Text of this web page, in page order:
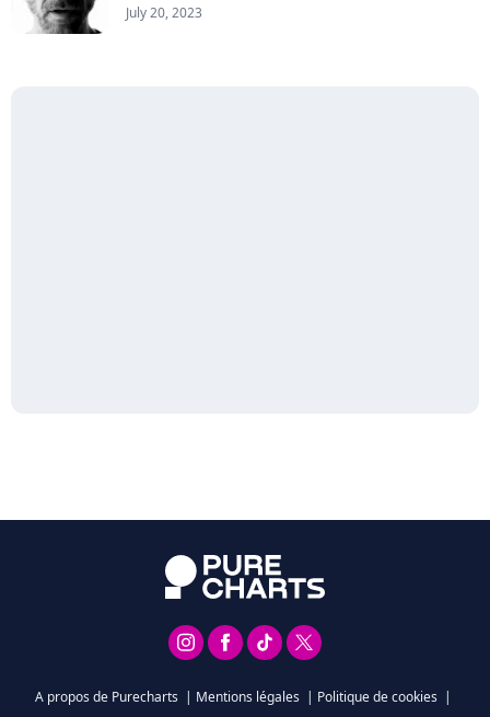
July 20, 2023
A propos de Purecharts | Mentions légales | Politique de cookies |